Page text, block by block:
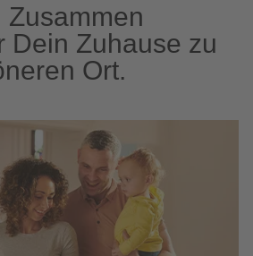
Zusammen
Dein Zuhause zu
Ort.